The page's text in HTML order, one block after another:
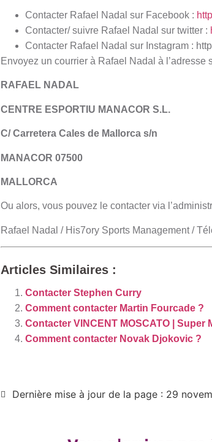
​Contacter Rafael Nadal sur Facebook :
Contacter/ suivre Rafael Nadal sur twitter :
Contacter Rafael Nadal sur Instagram :
Envoyez un courrier à Rafael Nadal à l’adresse
RAFAEL NADAL
CENTRE ESPORTIU MANACOR S.L.
C/ Carretera Cales de Mallorca s/n
MANACOR 07500
MALLORCA
Ou alors, vous pouvez le contacter via
Rafael Nadal / His7ory Sports Management /
Articles Similaires :
Contacter Stephen Curry
Comment contacter Martin Fourcade ?
Contacter VINCENT MOSCATO | Super
Comment contacter Novak Djokovic ?
Dernière mise à jour de la page : 29